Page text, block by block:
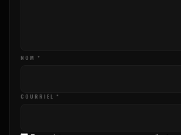
NOM *
COURRIEL *